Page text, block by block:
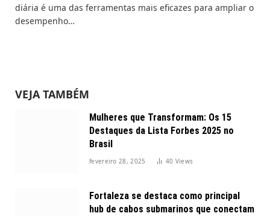
diária é uma das ferramentas mais eficazes para ampliar o
desempenho…
VEJA TAMBÉM
Mulheres que Transformam: Os 15
Destaques da Lista Forbes 2025 no
Brasil
fevereiro 28, 2025 40 Views
Fortaleza se destaca como principal
hub de cabos submarinos que conectam